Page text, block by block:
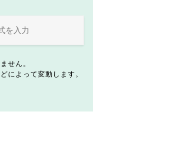
せん。
によって変動します。